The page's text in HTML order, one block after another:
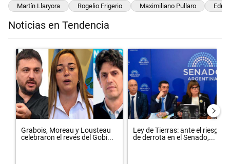
Martín Llaryora Rogelio Frigerio Maximiliano Pullaro
Noticias en Tendencia
Un artículo de tendencia con el título "Grabois, Moreau y Lousteau
Grabois, Moreau y Lousteau
celebraron el revés del Gobi...
Un artículo de tendencia con el
Ley de Tierras: ante el riesgo
de derrota en el Senado,...